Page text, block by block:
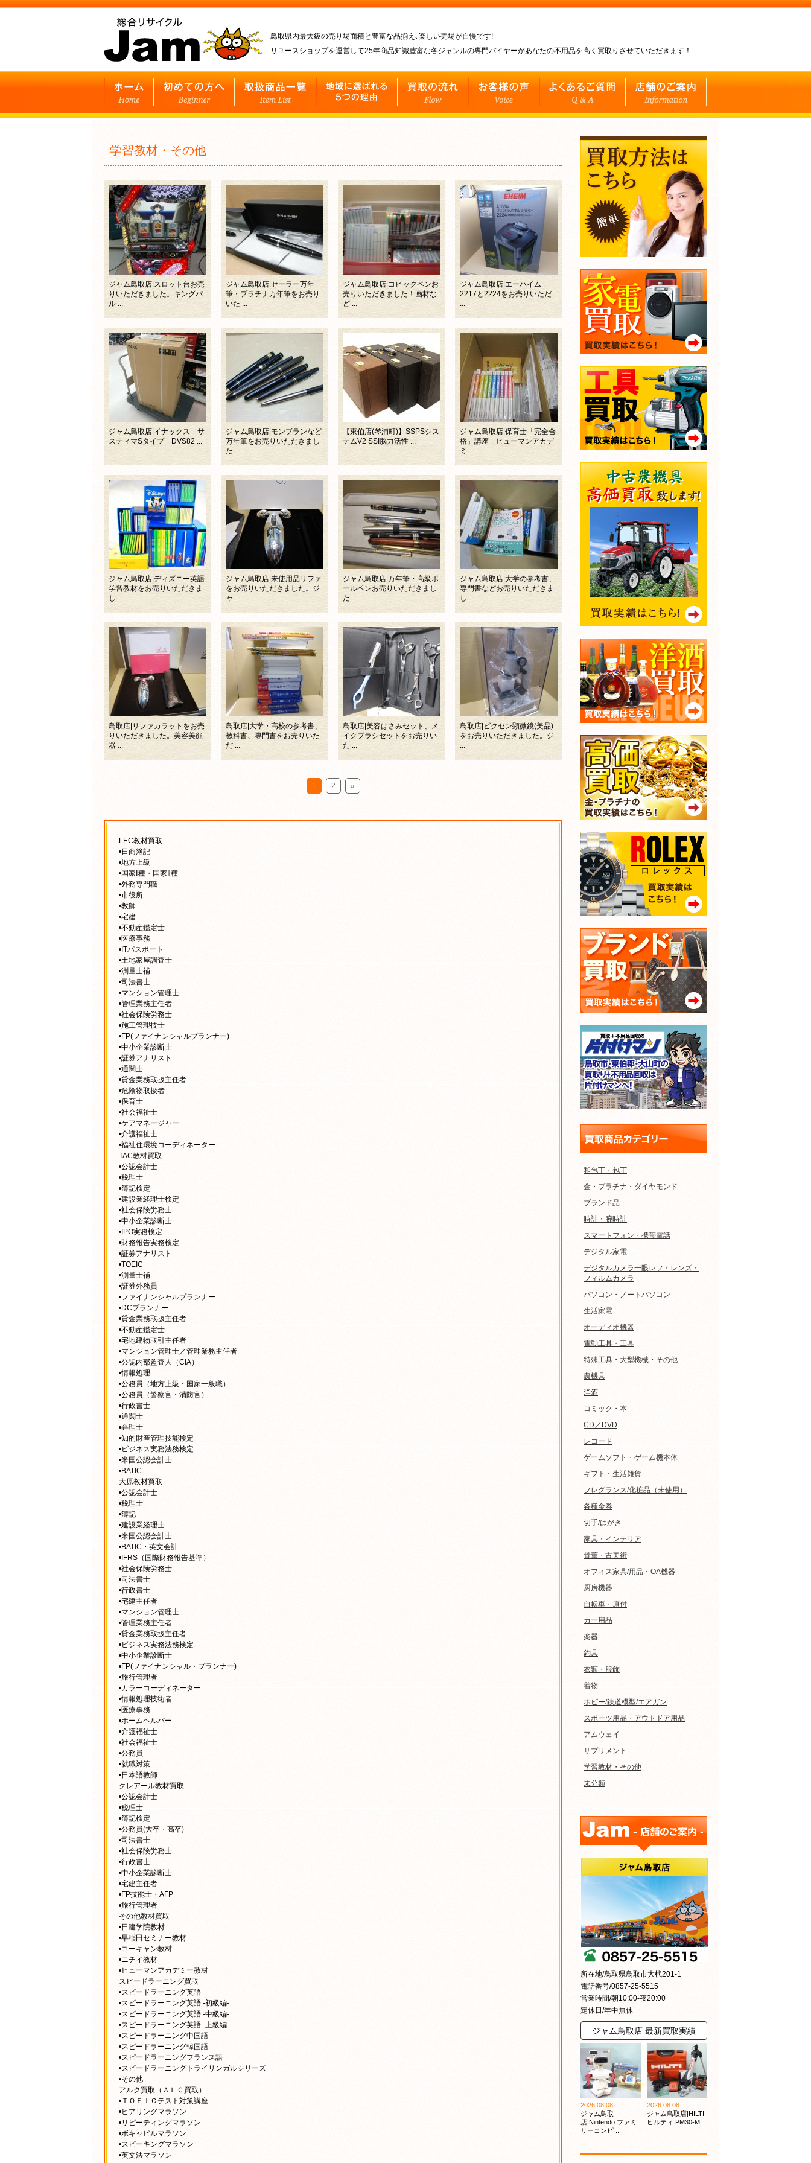
鳥取県内最大級の売り場面積と豊富な品揃え､楽しい売場が自慢です!
リユースショップを運営して25年商品知識豊富な各ジャンルの専門バイヤーがあなたの不用品を高く買取りさせていただきます！
学習教材・その他
ジャム鳥取店|スロット台お売
りいただきました。キングパ
ル ...
ジャム鳥取店|セーラー万年
筆・プラチナ万年筆をお売り
いた ...
ジャム鳥取店|コピックペンお
売りいただきました！画材な
ど ...
ジャム鳥取店|エーハイム
2217と2224をお売りいただ
...
ジャム鳥取店|イナックス サ
スティマSタイプ DVS82 ...
ジャム鳥取店|モンブランなど
万年筆をお売りいただきまし
た ...
【東伯店(琴浦町)】SSPSシス
テムV2 SSI脳力活性 ...
ジャム鳥取店|保育士「完全合
格」講座 ヒューマンアカデ
ミ ...
ジャム鳥取店|ディズニー英語
学習教材をお売りいただきま
し ...
ジャム鳥取店|未使用品リファ
をお売りいただきました。ジ
ャ ...
ジャム鳥取店|万年筆・高級ボ
ールペンお売りいただきまし
た ...
ジャム鳥取店|大学の参考書、
専門書などお売りいただきま
し ...
鳥取店|リファカラットをお売
りいただきました。美容美顔
器 ...
鳥取店|大学・高校の参考書、
教科書、専門書をお売りいた
だ ...
鳥取店|美容はさみセット、メ
イクブラシセットをお売りい
た ...
鳥取店|ビクセン顕微鏡(美品)
をお売りいただきました。ジ
...
1 2 »
LEC教材買取
•日商簿記
•地方上級
•国家Ⅰ種・国家Ⅱ種
•外務専門職
•市役所
•教師
•宅建
•不動産鑑定士
•医療事務
•ITパスポート
•土地家屋調査士
•測量士補
•司法書士
•マンション管理士
•管理業務主任者
•社会保険労務士
•施工管理技士
•FP(ファイナンシャルプランナー)
•中小企業診断士
•証券アナリスト
•通関士
•貸金業務取扱主任者
•危険物取扱者
•保育士
•社会福祉士
•ケアマネージャー
•介護福祉士
•福祉住環境コーディネーター
TAC教材買取
•公認会計士
•税理士
•簿記検定
•建設業経理士検定
•社会保険労務士
•中小企業診断士
•IPO実務検定
•財務報告実務検定
•証券アナリスト
•TOEIC
•測量士補
•証券外務員
•ファイナンシャルプランナー
•DCプランナー
•貸金業務取扱主任者
•不動産鑑定士
•宅地建物取引主任者
•マンション管理士／管理業務主任者
•公認内部監査人（CIA）
•情報処理
•公務員（地方上級・国家一般職）
•公務員（警察官・消防官）
•行政書士
•通関士
•弁理士
•知的財産管理技能検定
•ビジネス実務法務検定
•米国公認会計士
•BATIC
大原教材買取
•公認会計士
•税理士
•簿記
•建設業経理士
•米国公認会計士
•BATIC・英文会計
•IFRS（国際財務報告基準）
•社会保険労務士
•司法書士
•行政書士
•宅建主任者
•マンション管理士
•管理業務主任者
•貸金業務取扱主任者
•ビジネス実務法務検定
•中小企業診断士
•FP(ファイナンシャル・プランナー)
•旅行管理者
•カラーコーディネーター
•情報処理技術者
•医療事務
•ホームヘルパー
•介護福祉士
•社会福祉士
•公務員
•就職対策
•日本語教師
クレアール教材買取
•公認会計士
•税理士
•簿記検定
•公務員(大卒・高卒)
•司法書士
•社会保険労務士
•行政書士
•中小企業診断士
•宅建主任者
•FP技能士・AFP
•旅行管理者
その他教材買取
•日建学院教材
•早稲田セミナー教材
•ユーキャン教材
•ニチイ教材
•ヒューマンアカデミー教材
スピードラーニング買取
•スピードラーニング英語
•スピードラーニング英語 -初級編-
•スピードラーニング英語 -中級編-
•スピードラーニング英語 -上級編-
•スピードラーニング中国語
•スピードラーニング韓国語
•スピードラーニングフランス語
•スピードラーニングトライリンガルシリーズ
•その他
アルク買取（ＡＬＣ買取）
•ＴＯＥＩＣテスト対策講座
•ヒアリングマラソン
•リピーティングマラソン
•ボキャビルマラソン
•スピーキングマラソン
•英文法マラソン
和包丁・包丁
金・プラチナ・ダイヤモンド
ブランド品
時計・腕時計
スマートフォン・携帯電話
デジタル家電
デジタルカメラ一眼レフ・レンズ・
フィルムカメラ
パソコン・ノートパソコン
生活家電
オーディオ機器
電動工具・工具
特殊工具・大型機械・その他
農機具
洋酒
コミック・本
CD／DVD
レコード
ゲームソフト・ゲーム機本体
ギフト・生活雑貨
フレグランス/化粧品（未使用）
各種金券
切手/はがき
家具・インテリア
骨董・古美術
オフィス家具/用品・OA機器
厨房機器
自転車・原付
カー用品
楽器
釣具
衣類・服飾
着物
ホビー/鉄道模型/エアガン
スポーツ用品・アウトドア用品
アムウェイ
サプリメント
学習教材・その他
未分類
所在地/鳥取県鳥取市大杙201-1
電話番号/0857-25-5515
営業時間/朝10:00-夜20:00
定休日/年中無休
ジャム鳥取店 最新買取実績
2026.08.08
ジャム鳥取
店|Nintendo ファミ
リーコンピ ...
2026.08.08
ジャム鳥取店|HILTI
ヒルティ PM30-M ...